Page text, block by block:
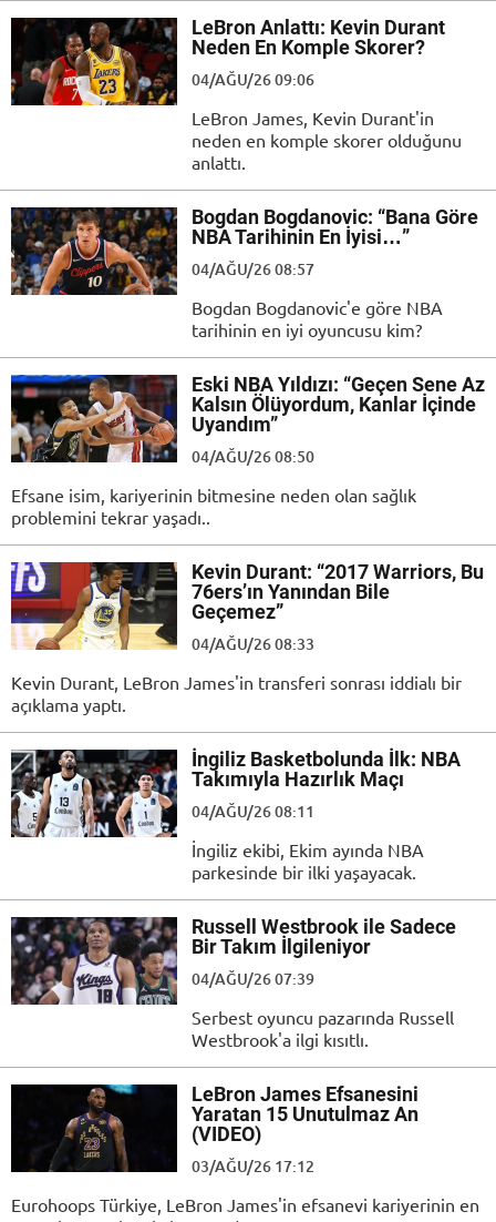
LeBron Anlattı: Kevin Durant
Neden En Komple Skorer?
04/AĞU/26 09:06
LeBron James, Kevin Durant'in
neden en komple skorer olduğunu
anlattı.
Bogdan Bogdanovic: “Bana Göre
NBA Tarihinin En İyisi…”
04/AĞU/26 08:57
Bogdan Bogdanovic'e göre NBA
tarihinin en iyi oyuncusu kim?
Eski NBA Yıldızı: “Geçen Sene Az
Kalsın Ölüyordum, Kanlar İçinde
Uyandım”
04/AĞU/26 08:50
Efsane isim, kariyerinin bitmesine neden olan sağlık
problemini tekrar yaşadı..
Kevin Durant: “2017 Warriors, Bu
76ers’ın Yanından Bile
Geçemez”
04/AĞU/26 08:33
Kevin Durant, LeBron James'in transferi sonrası iddialı bir
açıklama yaptı.
İngiliz Basketbolunda İlk: NBA
Takımıyla Hazırlık Maçı
04/AĞU/26 08:11
İngiliz ekibi, Ekim ayında NBA
parkesinde bir ilki yaşayacak.
Russell Westbrook ile Sadece
Bir Takım İlgileniyor
04/AĞU/26 07:39
Serbest oyuncu pazarında Russell
Westbrook'a ilgi kısıtlı.
LeBron James Efsanesini
Yaratan 15 Unutulmaz An
(VIDEO)
03/AĞU/26 17:12
Eurohoops Türkiye, LeBron James'in efsanevi kariyerinin en